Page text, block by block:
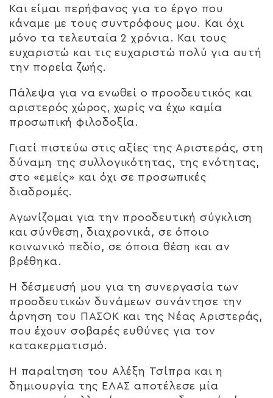
Και είμαι περήφανος για το έργο που
κάναμε με τους συντρόφους μου. Και όχι
μόνο τα τελευταία 2 χρόνια. Και τους
ευχαριστώ και τις ευχαριστώ πολύ για αυτή
την πορεία ζωής.
Πάλεψα για να ενωθεί ο προοδευτικός και
αριστερός χώρος, χωρίς να έχω καμία
προσωπική φιλοδοξία.
Γιατί πιστεύω στις αξίες της Αριστεράς, στη
δύναμη της συλλογικότητας, της ενότητας,
στο «εμείς» και όχι σε προσωπικές
διαδρομές.
Αγωνίζομαι για την προοδευτική σύγκλιση
και σύνθεση, διαχρονικά, σε όποιο
κοινωνικό πεδίο, σε όποια θέση και αν
βρέθηκα.
Η δέσμευσή μου για τη συνεργασία των
προοδευτικών δυνάμεων συνάντησε την
άρνηση του ΠΑΣΟΚ και της Νέας Αριστεράς,
που έχουν σοβαρές ευθύνες για τον
κατακερματισμό.
Η παραίτηση του Αλέξη Τσίπρα και η
δημιουργία της ΕΛΑΣ αποτέλεσε μία